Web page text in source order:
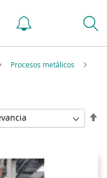
Procesos metálicos